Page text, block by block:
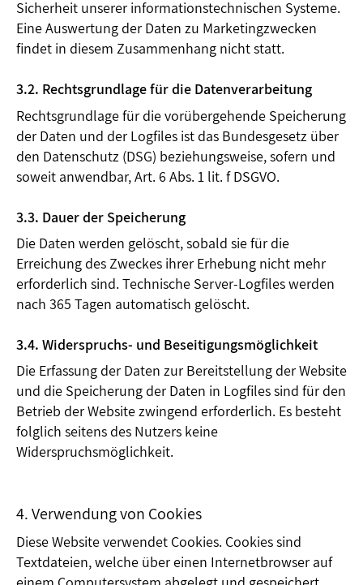
Sicherheit unserer informationstechnischen Systeme.
Eine Auswertung der Daten zu Marketingzwecken
findet in diesem Zusammenhang nicht statt.
3.2. Rechtsgrundlage für die Datenverarbeitung
Rechtsgrundlage für die vorübergehende Speicherung
der Daten und der Logfiles ist das Bundesgesetz über
den Datenschutz (DSG) beziehungsweise, sofern und
soweit anwendbar, Art. 6 Abs. 1 lit. f DSGVO.
3.3. Dauer der Speicherung
Die Daten werden gelöscht, sobald sie für die
Erreichung des Zweckes ihrer Erhebung nicht mehr
erforderlich sind. Technische Server-Logfiles werden
nach 365 Tagen automatisch gelöscht.
3.4. Widerspruchs- und Beseitigungsmöglichkeit
Die Erfassung der Daten zur Bereitstellung der Website
und die Speicherung der Daten in Logfiles sind für den
Betrieb der Website zwingend erforderlich. Es besteht
folglich seitens des Nutzers keine
Widerspruchsmöglichkeit.
4. Verwendung von Cookies
Diese Website verwendet Cookies. Cookies sind
Textdateien, welche über einen Internetbrowser auf